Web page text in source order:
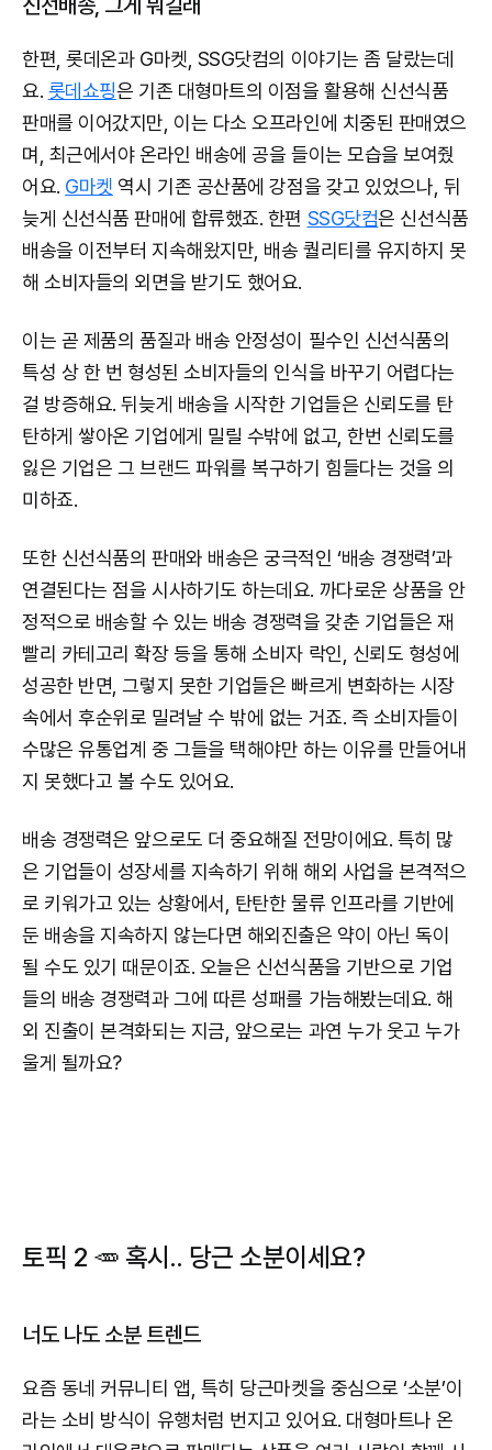
한편, 롯데온과 G마켓, SSG닷컴의 이야기는 좀 달랐는데
요. 롯데쇼핑은 기존 대형마트의 이점을 활용해 신선식품
판매를 이어갔지만, 이는 다소 오프라인에 치중된 판매였으
며, 최근에서야 온라인 배송에 공을 들이는 모습을 보여줬
어요. G마켓 역시 기존 공산품에 강점을 갖고 있었으나, 뒤
늦게 신선식품 판매에 합류했죠. 한편 SSG닷컴은 신선식품
배송을 이전부터 지속해왔지만, 배송 퀄리티를 유지하지 못
해 소비자들의 외면을 받기도 했어요.
이는 곧 제품의 품질과 배송 안정성이 필수인 신선식품의
특성 상 한 번 형성된 소비자들의 인식을 바꾸기 어렵다는
걸 방증해요. 뒤늦게 배송을 시작한 기업들은 신뢰도를 탄
탄하게 쌓아온 기업에게 밀릴 수밖에 없고, 한번 신뢰도를
잃은 기업은 그 브랜드 파워를 복구하기 힘들다는 것을 의
미하죠.
또한 신선식품의 판매와 배송은 궁극적인 ‘배송 경쟁력’과
연결된다는 점을 시사하기도 하는데요. 까다로운 상품을 안
정적으로 배송할 수 있는 배송 경쟁력을 갖춘 기업들은 재
빨리 카테고리 확장 등을 통해 소비자 락인, 신뢰도 형성에
성공한 반면, 그렇지 못한 기업들은 빠르게 변화하는 시장
속에서 후순위로 밀려날 수 밖에 없는 거죠. 즉 소비자들이
수많은 유통업계 중 그들을 택해야만 하는 이유를 만들어내
지 못했다고 볼 수도 있어요.
배송 경쟁력은 앞으로도 더 중요해질 전망이에요. 특히 많
은 기업들이 성장세를 지속하기 위해 해외 사업을 본격적으
로 키워가고 있는 상황에서, 탄탄한 물류 인프라를 기반에
둔 배송을 지속하지 않는다면 해외진출은 약이 아닌 독이
될 수도 있기 때문이죠. 오늘은 신선식품을 기반으로 기업
들의 배송 경쟁력과 그에 따른 성패를 가늠해봤는데요. 해
외 진출이 본격화되는 지금, 앞으로는 과연 누가 웃고 누가
울게 될까요?
토픽 2 🥕 혹시.. 당근 소분이세요?
너도 나도 소분 트렌드
요즘 동네 커뮤니티 앱, 특히 당근마켓을 중심으로 ‘소분’이
라는 소비 방식이 유행처럼 번지고 있어요. 대형마트나 온